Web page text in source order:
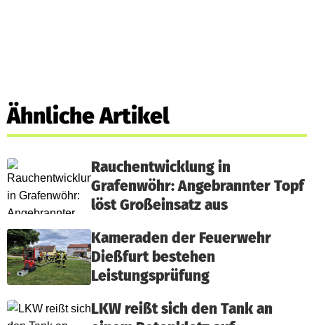
Ähnliche Artikel
Rauchentwicklung in
Grafenwöhr: Angebrannter Topf
löst Großeinsatz aus
Kameraden der Feuerwehr
Dießfurt bestehen
Leistungsprüfung
LKW reißt sich den Tank an